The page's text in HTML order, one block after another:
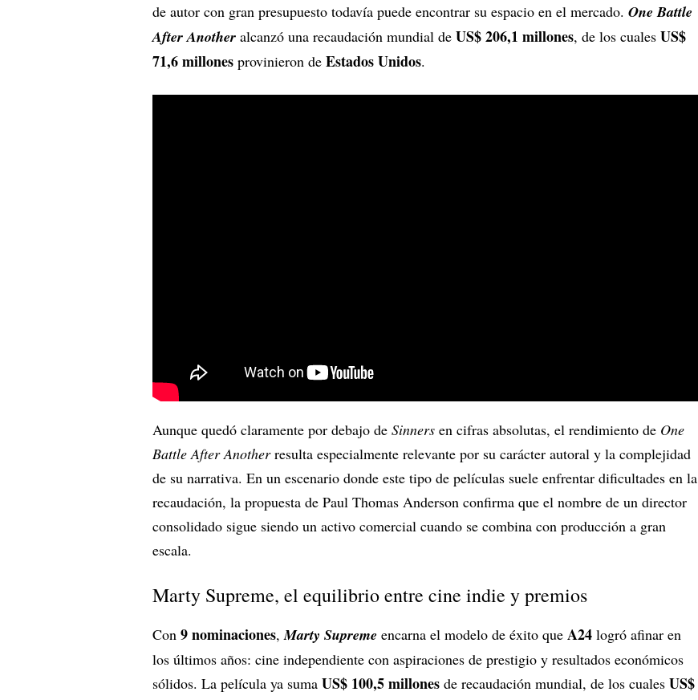
de autor con gran presupuesto todavía puede encontrar su espacio en el mercado. One Battle
After Another alcanzó una recaudación mundial de US$ 206,1 millones, de los cuales US$
71,6 millones provinieron de Estados Unidos.
Aunque quedó claramente por debajo de Sinners en cifras absolutas, el rendimiento de One
Battle After Anotherresulta especialmente relevante por su carácter autoral y la complejidad
de su narrativa. En un escenario donde este tipo de películas suele enfrentar dificultades en la
recaudación, la propuesta de Paul Thomas Anderson confirma que el nombre de un director
consolidado sigue siendo un activo comercial cuando se combina con producción a gran
escala.
Marty Supreme, el equilibrio entre cine indie y premios
Con 9 nominaciones,Marty Supreme encarna el modelo de éxito que A24 logró afinar en
los últimos años: cine independiente con aspiraciones de prestigio y resultados económicos
sólidos. La película ya suma US$ 100,5 millones de recaudación mundial, de los cuales US$